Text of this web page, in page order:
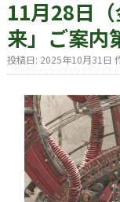
11月28日
来」ご案内
投稿日: 2025年10月31日